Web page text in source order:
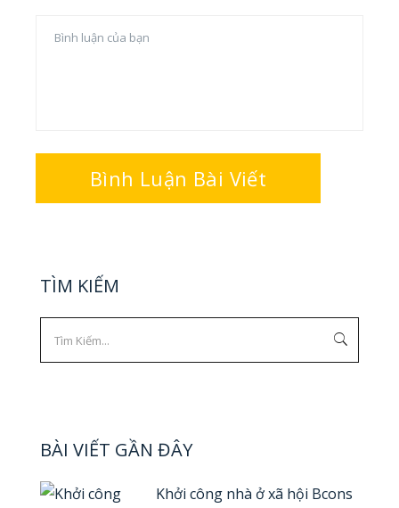
TÌM KIẾM
BÀI VIẾT GẦN ĐÂY
Khởi công nhà ở xã hội Bcons